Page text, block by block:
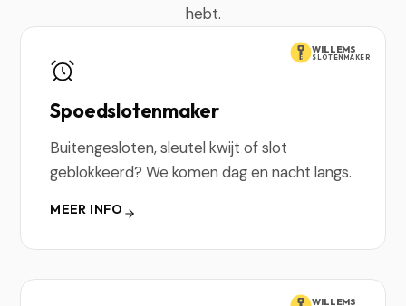
hebt.
WILLEMS
SLOTENMAKER
Spoedslotenmaker
Buitengesloten, sleutel kwijt of slot
geblokkeerd? We komen dag en nacht langs.
MEER INFO
WILLEMS